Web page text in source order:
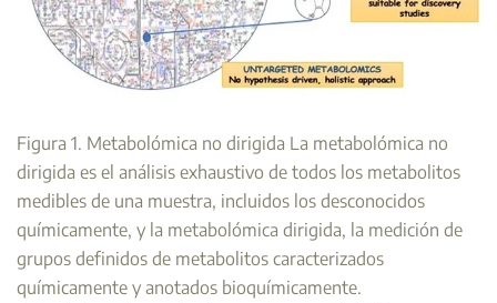
Figura 1. Metabolómica no dirigida La metabolómica no
dirigida es el análisis exhaustivo de todos los metabolitos
medibles de una muestra, incluidos los desconocidos
químicamente, y la metabolómica dirigida, la medición de
grupos definidos de metabolitos caracterizados
químicamente y anotados bioquímicamente.